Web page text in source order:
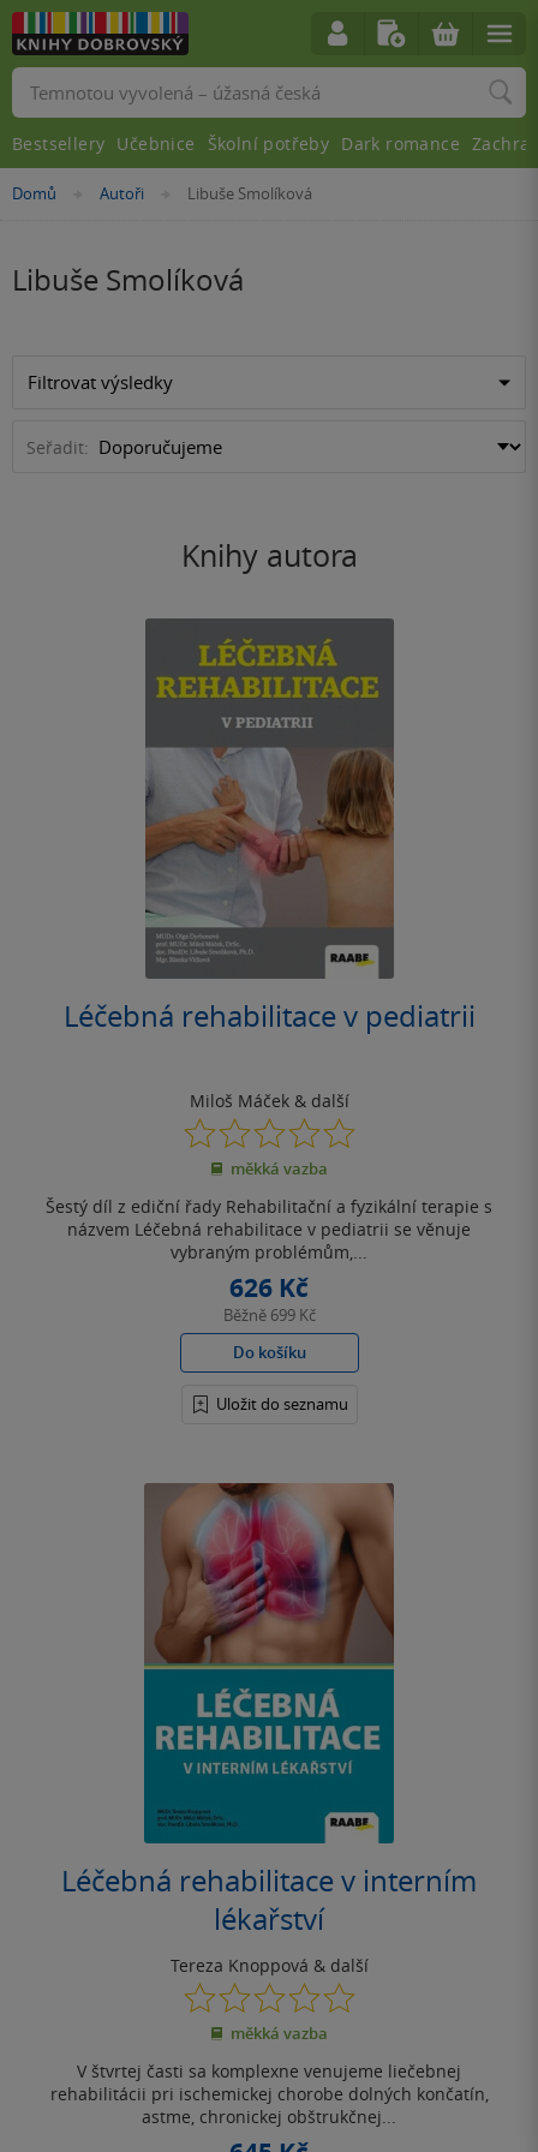
Nacházíte
Domů »Autoři »
Libuše Smolíková
Libuše Smolíková
Filtrovat výsledky
Seřadit:
Knihy autora
Léčebná rehabilitace v pediatrii
Miloš Máček & další
0.0
z
5
měkká vazba
Šestý díl z ediční řady Rehabilitační a fyzikální terapie s
názvem Léčebná rehabilitace v pediatrii se věnuje
vybraným problémům,...
626 Kč
Běžně 699 Kč
Do košíku
Uložit do seznamu
Léčebná rehabilitace v interním
lékařství
Tereza Knoppová & další
0.0
z
5
měkká vazba
V štvrtej časti sa komplexne venujeme liečebnej
rehabilitácii pri ischemickej chorobe dolných končatín,
astme, chronickej obštrukčnej...
Vyhledávání
Bestsellery Učebnice Školní potřeby Dark romance